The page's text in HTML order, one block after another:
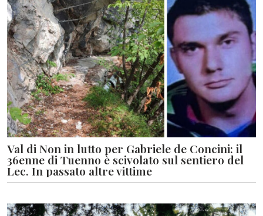
Val di Non in lutto per Gabriele de Concini: il
36enne di Tuenno è scivolato sul sentiero del
Lec. In passato altre vittime